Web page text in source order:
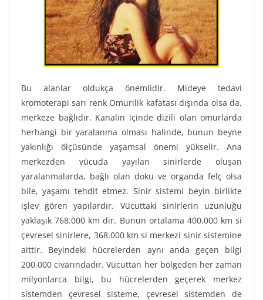
Bu alanlar oldukça önemlidir. Mideye tedavi
kromoterapi sarı renk Omurilik kafatası dışında olsa da,
merkeze bağlıdır. Kanalın içinde dizili olan omurlarda
herhangi bir yaralanma olması halinde, bunun beyne
yakınlığı ölçüsünde yaşamsal önemi yükselir. Ana
merkezden vücuda yayılan sinirlerde oluşan
yaralanmalarda, bağlı olan doku ve organda felç olsa
bile, yaşamı tehdit etmez. Sinir sistemi beyin birlikte
işlev gören yapılardır. Vücuttaki sinirlerin uzunluğu
yaklaşık 768.000 km dir. Bunun ortalama 400.000 km si
çevresel sinirlere, 368.000 km si merkezi sinir sistemine
aittir. Beyindeki hücrelerden aynı anda geçen bilgi
200.000 civarındadır. Vücuttan her bölgeden her zaman
milyonlarca bilgi, bu hücrelerden geçerek merkez
sistemden çevresel sisteme, çevresel sistemden de